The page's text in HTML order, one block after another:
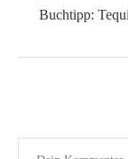
Buchtipp: